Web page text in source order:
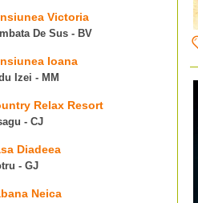
Victoria
De Sus - BV
Ioana
Izei - MM
Relax Resort
- CJ
Diadeea
- GJ
Neica